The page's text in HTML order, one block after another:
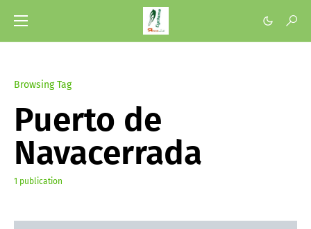
Browsing Tag
Puerto de
Navacerrada
1 publication